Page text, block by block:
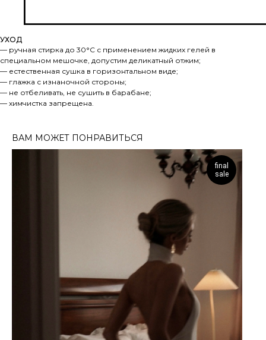
УХОД
— ручная стирка до 30°С с применением жидких гелей в
специальном мешочке, допустим деликатный отжим;
— естественная сушка в горизонтальном виде;
— глажка с изнаночной стороны;
— не отбеливать, не сушить в барабане;
— химчистка запрещена.
ВАМ МОЖЕТ ПОНРАВИТЬСЯ
final
sale